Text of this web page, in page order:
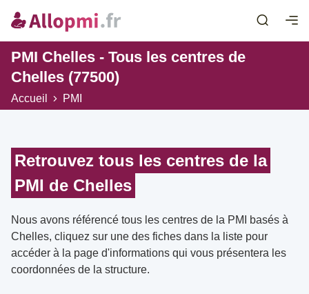
PMI Chelles - Tous les centres de
Chelles (77500)
Accueil PMI
Retrouvez tous les centres de la
PMI de Chelles
Nous avons référencé tous les centres de la PMI basés à
Chelles, cliquez sur une des fiches dans la liste pour
accéder à la page d'informations qui vous présentera les
coordonnées de la structure.